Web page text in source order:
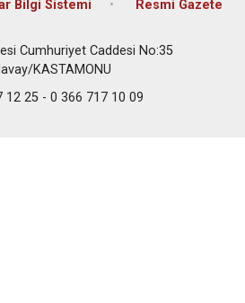
Bilgi Sistemi Resmi Gazete
Cumhuriyet Caddesi No:35
KASTAMONU
12 25 - 0 366 717 10 09